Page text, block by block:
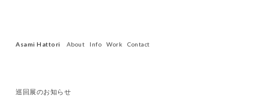
Asami Hattori About Info Work Contact
巡回展のお知らせ